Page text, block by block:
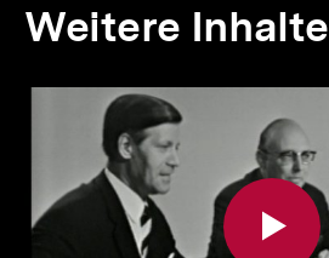
Weitere Inhalte
Inhaltskarousell
Inhalte
Inhaltskarussell
überspringen